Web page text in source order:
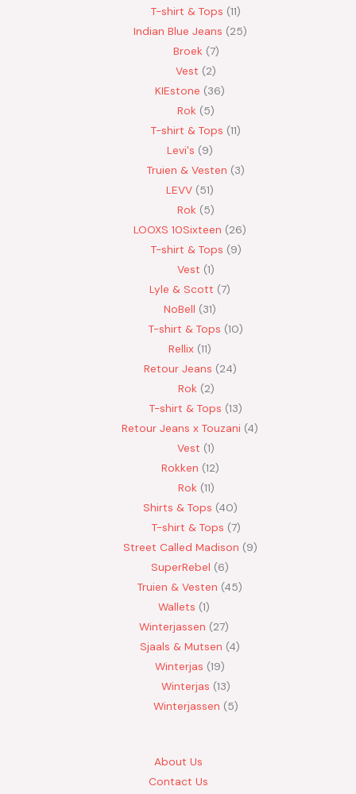
T-shirt & Tops 11
Indian Blue Jeans 25
Broek 7
Vest
2
KIEstone
36
Rok 5
T-shirt & Tops 11
Levi's
9
Truien & Vesten
3
LEVV 51
Rok 5
LOOXS 10Sixteen
26
T-shirt & Tops 9
Vest 1
Lyle & Scott 7
NoBell
31
T-shirt & Tops 10
Rellix 11
Retour Jeans 24
Rok 2
T-shirt & Tops 13
Retour Jeans x Touzani 4
Vest 1
Rokken 12
Rok 11
Shirts & Tops 40
T-shirt & Tops 7
Street Called Madison 9
SuperRebel
6
Truien & Vesten 45
Wallets 1
Winterjassen
27
Sjaals & Mutsen 4
Winterjas 19
Winterjas 13
Winterjassen
5
About Us
Contact Us